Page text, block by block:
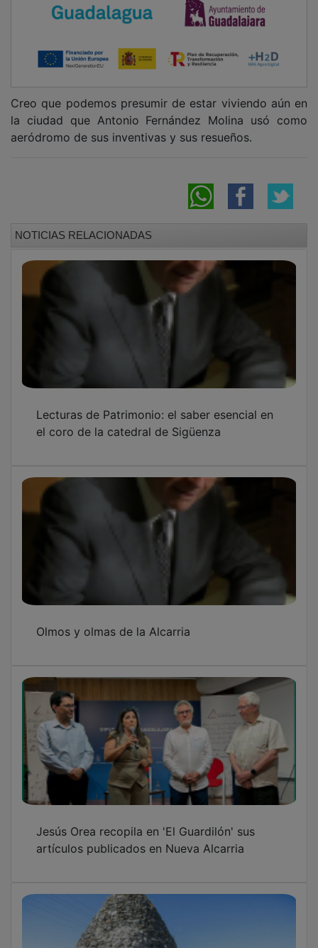
Lecturas de Patrimonio: el saber esencial en
el coro de la catedral de Sigüenza
Olmos y olmas de la Alcarria
Jesús Orea recopila en 'El Guardilón' sus
artículos publicados en Nueva Alcarria
Sacedón custodia los antiguos refrigeradores
de piedra que desafían al tiempo